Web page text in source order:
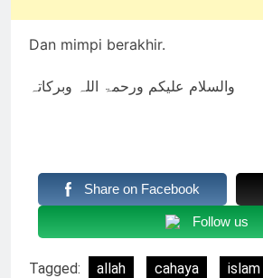
Dan mimpi berakhir.
والسلام علیکم ورحمۃ اللہ وبرکاتہ
Share on Facebook
Follow us
Tagged: allah cahaya
islam